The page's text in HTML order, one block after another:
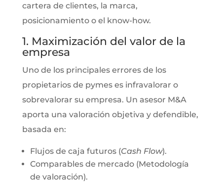
cartera de clientes, la marca,
posicionamiento o el know-how.
1. Maximización del valor de la
empresa
Uno de los principales errores de los
propietarios de pymes es infravalorar o
sobrevalorar su empresa. Un asesor M&A
aporta una valoración objetiva y defendible,
basada en:
Flujos de caja futuros (Cash Flow).
Comparables de mercado (Metodología
de valoración).